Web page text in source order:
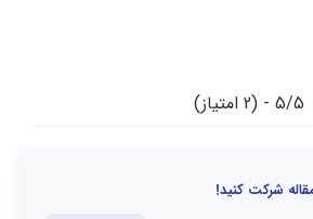
5/5 - (2 امتیاز)
شرکت کنید!